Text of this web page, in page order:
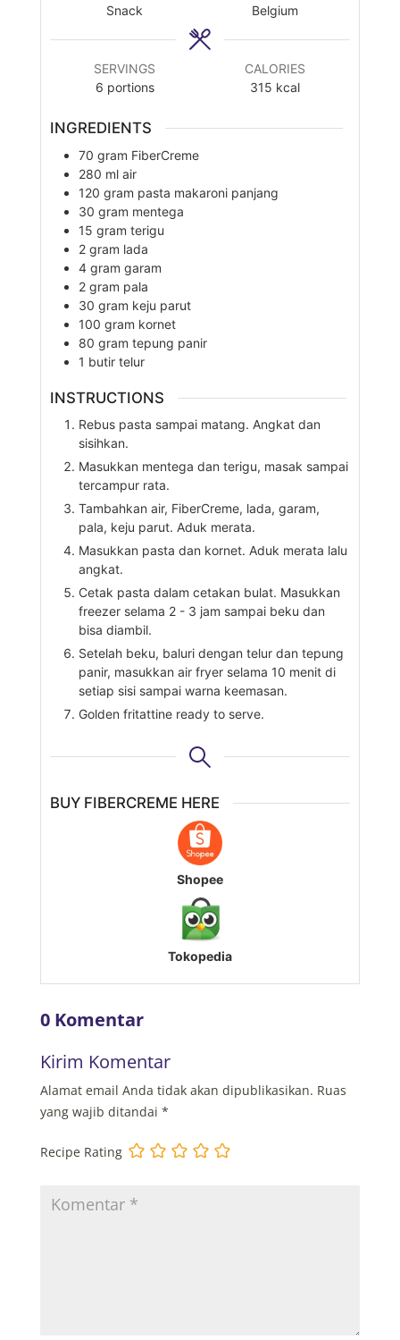
Snack
Belgium
SERVINGS
6 portions
CALORIES
315 kcal
INGREDIENTS
70 gram FiberCreme
280 ml air
120 gram pasta makaroni panjang
30 gram mentega
15 gram terigu
2 gram lada
4 gram garam
2 gram pala
30 gram keju parut
100 gram kornet
80 gram tepung panir
1 butir telur
INSTRUCTIONS
Rebus pasta sampai matang. Angkat dan
sisihkan.
Masukkan mentega dan terigu, masak sampai
tercampur rata.
Tambahkan air, FiberCreme, lada, garam,
pala, keju parut. Aduk merata.
Masukkan pasta dan kornet. Aduk merata lalu
angkat.
Cetak pasta dalam cetakan bulat. Masukkan
freezer selama 2 - 3 jam sampai beku dan
bisa diambil.
Setelah beku, baluri dengan telur dan tepung
panir, masukkan air fryer selama 10 menit di
setiap sisi sampai warna keemasan.
Golden fritattine ready to serve.
BUY FIBERCREME HERE
Shopee
Tokopedia
0 Komentar
Kirim Komentar
Alamat email Anda tidak akan dipublikasikan. Ruas
yang wajib ditandai *
Recipe Rating